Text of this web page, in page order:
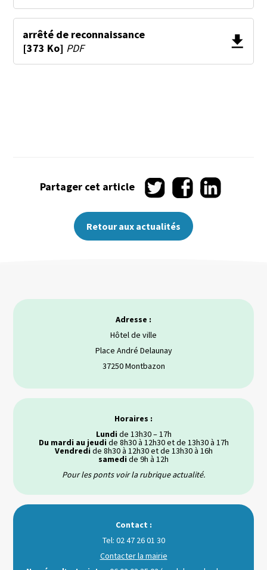
arrêté de reconnaissance
[373 Ko] PDF
Partager cet article
Partager
sur
Twitter
Partager
sur
Facebook
Partager
sur
Retour aux actualités
Adresse :
Hôtel de ville
Place André Delaunay
37250 Montbazon
Horaires :
Lundi de 13h30 – 17h
Du mardi au jeudi de 8h30 à 12h30 et de 13h30 à 17h
Vendredi de 8h30 à 12h30 et de 13h30 à 16h
samedi de 9h à 12h
Pour les ponts voir la rubrique actualité.
Contact :
Tel: 02 47 26 01 30
Contacter la mairie